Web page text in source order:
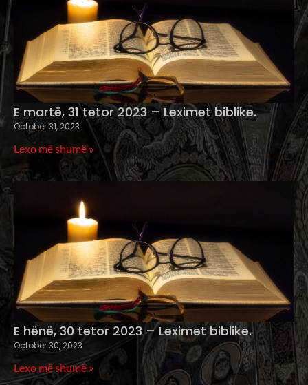
E martë, 31 tetor 2023 – Leximet biblike.
October 31, 2023
Lexo më shumë »
E hënë, 30 tetor 2023 – Leximet biblike.
October 30, 2023
Lexo më shumë »